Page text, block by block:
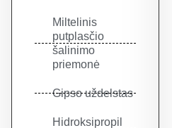
Miltelinis
putplasčio
šalinimo
priemonė
Gipso uždelstas
Hidroksipropil